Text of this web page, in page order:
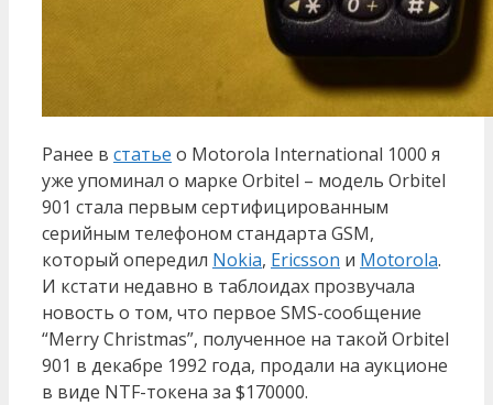
Ранее в статье о Motorola International 1000 я
уже упоминал о марке Orbitel – модель Orbitel
901 стала первым сертифицированным
серийным телефоном стандарта GSM,
который опередил Nokia, Ericsson и Motorola.
И кстати недавно в таблоидах прозвучала
новость о том, что первое SMS-сообщение
“Merry Christmas”, полученное на такой Orbitel
901 в декабре 1992 года, продали на аукционе
в виде NTF-токена за $170000.